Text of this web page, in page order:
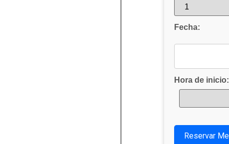
Fecha:
Hora de inicio: